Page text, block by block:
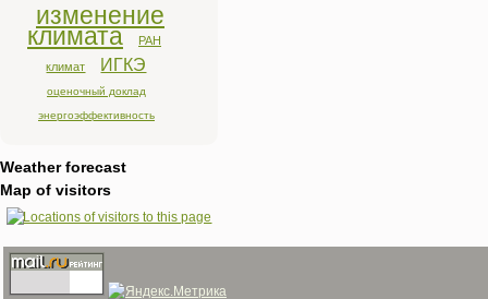
изменение
климата
РАН
климат
ИГКЭ
оценочный доклад
энергоэффективность
Weather forecast
Map of visitors